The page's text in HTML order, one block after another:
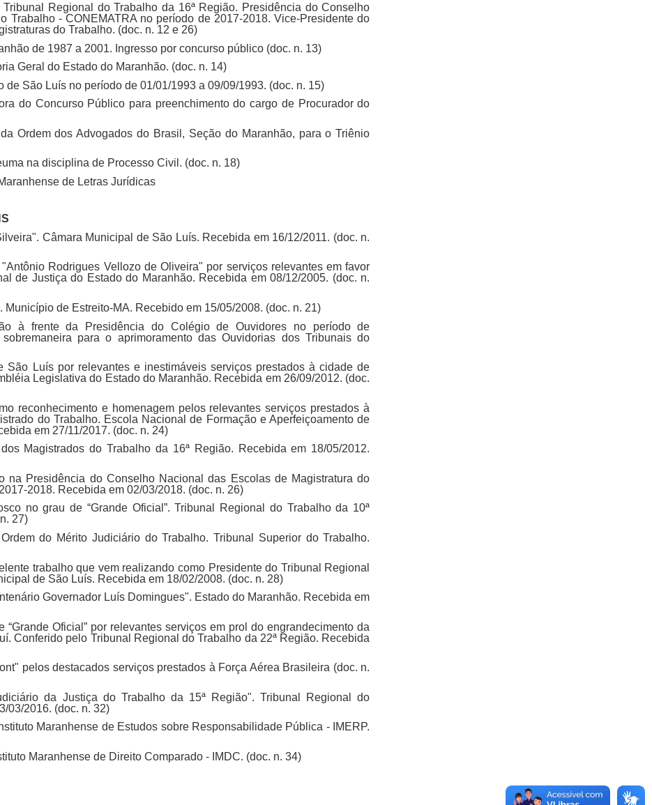
Regional do Trabalho da 16ª Região. Presidência do Conselho
Trabalho - CONEMATRA no período de 2017-2018.Vice-Presidente do
do Trabalho. (doc. n. 12 e 26)
de 1987 a 2001. Ingresso por concurso público (doc. n. 13)
Geral do Estado do Maranhão. (doc. n. 14)
de São Luís no período de 01/01/1993 a 09/09/1993. (doc. n. 15)
do Concurso Público para preenchimento do cargo de Procurador do
Ordem dos Advogados do Brasil, Seção do Maranhão, para o Triênio
na disciplina de Processo Civil. (doc. n. 18)
de Letras Jurídicas
Câmara Municipal de São Luís. Recebida em 16/12/2011. (doc. n.
Rodrigues Vellozo de Oliveira" por serviços relevantes em favor
de Justiça do Estado do Maranhão. Recebida em 08/12/2005. (doc. n.
de Estreito-MA. Recebido em 15/05/2008. (doc. n. 21)
à frente da Presidência do Colégio de Ouvidores no período de
para o aprimoramento das Ouvidorias dos Tribunais do
São Luís por relevantes e inestimáveis serviços prestados à cidade de
Legislativa do Estado do Maranhão. Recebida em 26/09/2012. (doc.
reconhecimento e homenagem pelos relevantes serviços prestados à
do Trabalho. Escola Nacional de Formação e Aperfeiçoamento de
em 27/11/2017. (doc. n. 24)
Magistrados do Trabalho da 16ª Região. Recebida em 18/05/2012.
na Presidência do Conselho Nacional das Escolas de Magistratura do
2018. Recebida em 02/03/2018. (doc. n. 26)
no grau de “Grande Oficial”. Tribunal Regional do Trabalho da 10ª
27)
do Mérito Judiciário do Trabalho. Tribunal Superior do Trabalho.
trabalho que vem realizando como Presidente do Tribunal Regional
de São Luís. Recebida em 18/02/2008. (doc. n. 28)
Governador Luís Domingues". Estado do Maranhão. Recebida em
“Grande Oficial” por relevantes serviços em prol do engrandecimento da
Conferido pelo Tribunal Regional do Trabalho da 22ª Região. Recebida
pelos destacados serviços prestados à Força Aérea Brasileira (doc. n.
da Justiça do Trabalho da 15ª Região". Tribunal Regional do
03/2016. (doc. n. 32)
Maranhense de Estudos sobre Responsabilidade Pública - IMERP.
Maranhense de Direito Comparado - IMDC. (doc. n. 34)